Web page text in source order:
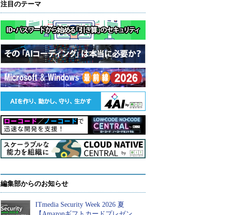
注目のテーマ
編集部からのお知らせ
ITmedia Security Week 2026 夏